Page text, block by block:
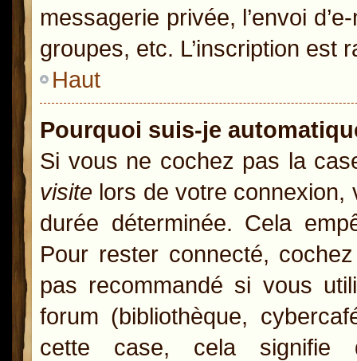
messagerie privée, l’envoi
groupes, etc. L’inscription est
Haut
Pourquoi suis-je
Si vous ne cochez pas la
visite lors de votre connexion,
durée déterminée. Cela
Pour rester connecté,
pas recommandé si vous
forum (bibliothèque,
cette case, cela signifie